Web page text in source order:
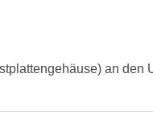
an den